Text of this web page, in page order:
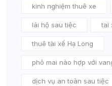
kinh nghiệm thuê xe
lái hộ sau tiệc tai
thuê tài xế Hạ Long
phô mai nào hợp với
dịch vụ an toàn sau tiệc